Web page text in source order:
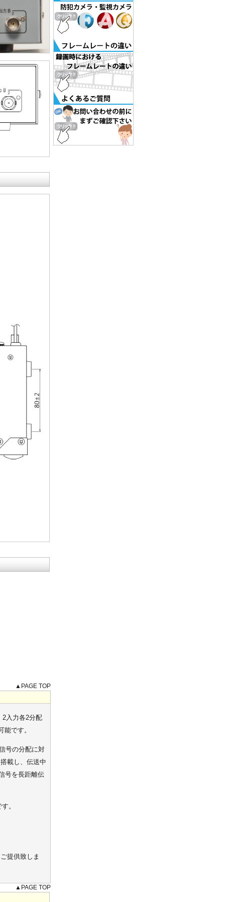
▲PAGE TOP
2入力各2分配
です。
号の分配に対
載し、伝送中
号を長距離伝
。
提供致しま
▲PAGE TOP